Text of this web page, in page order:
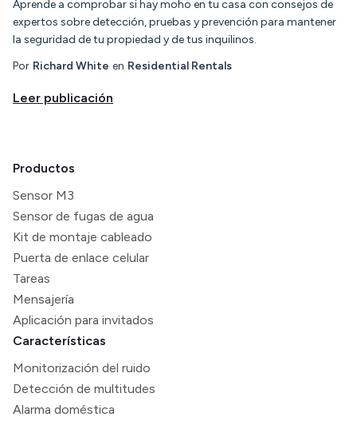
Aprende a comprobar si hay moho en tu casa con consejos de
expertos sobre detección, pruebas y prevención para mantener
la seguridad de tu propiedad y de tus inquilinos.
Por Richard White en Residential Rentals
Leer publicación
Productos
Sensor M3
Sensor de fugas de agua
Kit de montaje cableado
Puerta de enlace celular
Tareas
Mensajería
Aplicación para invitados
Características
Monitorización del ruido
Detección de multitudes
Alarma doméstica